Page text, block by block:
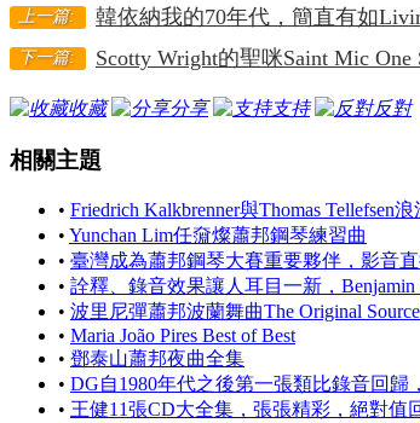
上一篇: 韓依納我的70年代，簡直有如
下一篇: Scotty Wright的聖咪Saint Mic
收藏 分享 支持 反對
相關主題
• Friedrich Kalkbrenner與Thomas Tellefsen
• Yunchan Lim任奫燦蕭邦鋼琴練習曲
• 臺灣成為蕭邦鋼琴大賽重要夥伴，影音
• 詮釋、錄音效果讓人耳目一新，
• 波里尼彈蕭邦波蘭舞曲The Original
• Maria João Pires Best of Best
• 鄧泰山蕭邦夜曲全集
• DG自1980年代之後第一張類比錄音回歸
• 王健11張CD大全集，張張精彩，絕對值